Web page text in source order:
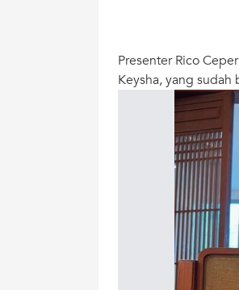
Presenter Rico
Keysha, yang